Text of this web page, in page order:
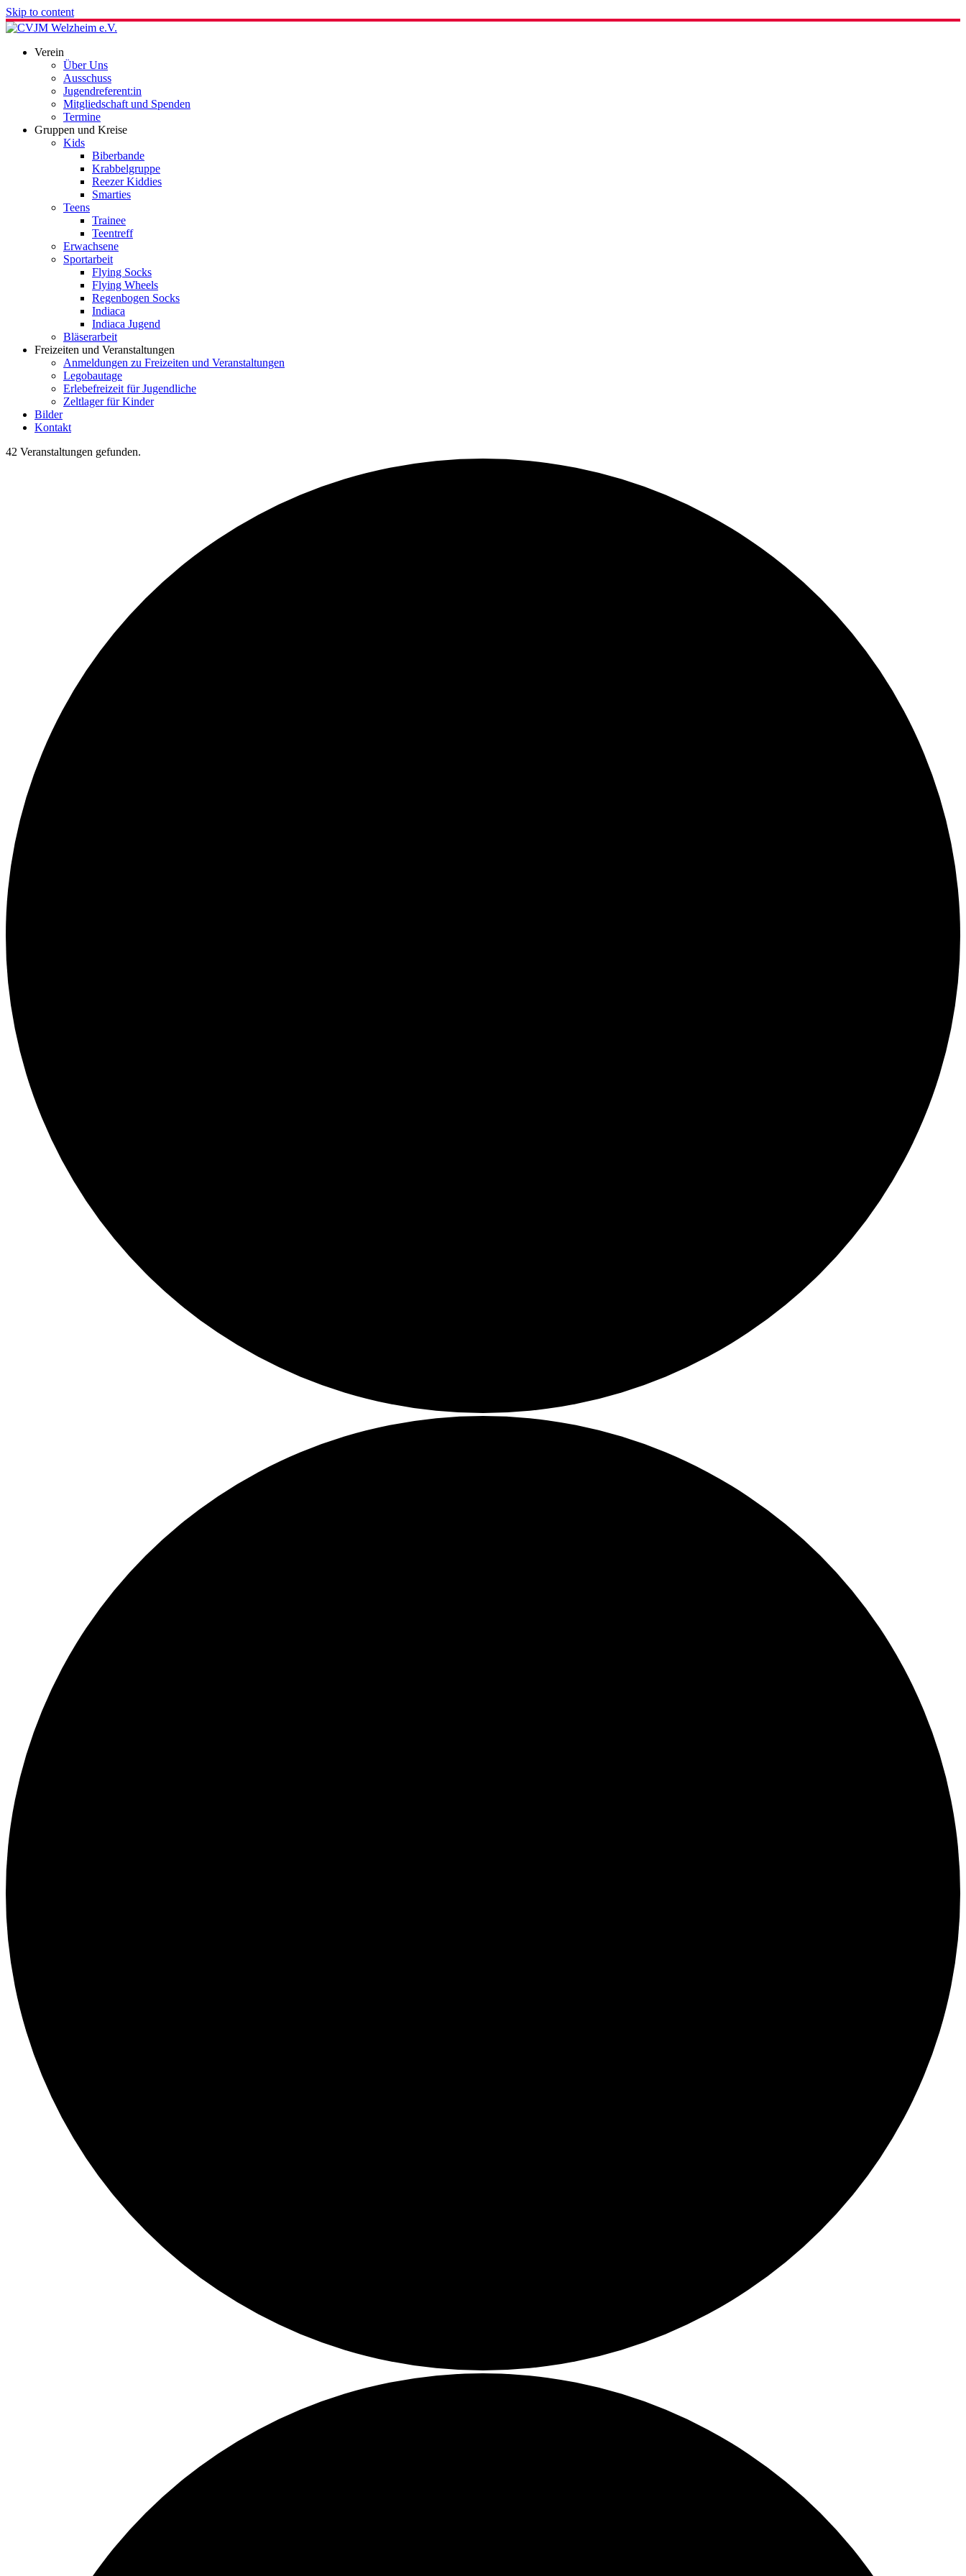
Skip to content
Verein
Über Uns
Ausschuss
Jugendreferent:in
Mitgliedschaft und Spenden
Termine
Gruppen und Kreise
Kids
Biberbande
Krabbelgruppe
Reezer Kiddies
Smarties
Teens
Trainee
Teentreff
Erwachsene
Sportarbeit
Flying Socks
Flying Wheels
Regenbogen Socks
Indiaca
Indiaca Jugend
Bläserarbeit
Freizeiten und Veranstaltungen
Anmeldungen zu Freizeiten und Veranstaltungen
Legobautage
Erlebefreizeit für Jugendliche
Zeltlager für Kinder
Bilder
Kontakt
42 Veranstaltungen gefunden.